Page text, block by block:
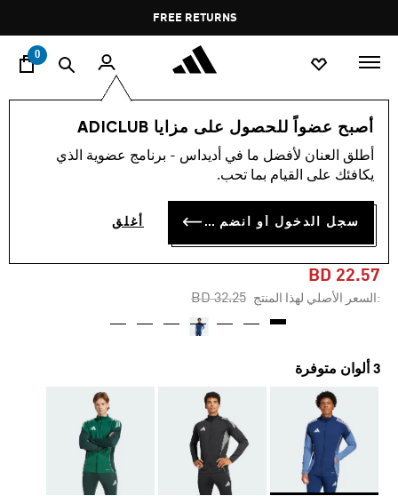
Pause
promotion
rotation
FREE RETURNS
0
أصبح عضواً للحصول على مزايا ADICLUB
أطلق العنان لأفضل ما في أديداس - برنامج عضوية الذي
يكافئك على القيام بما تحب.
سجل الدخول أو انضم الآن أغلق
الرجال ملابس
-30%
جاكيت TIRO 25
COMPETITION TRAINING
BD 22.57
:السعر الأصلي لهذا المنتج Price reduced from
BD 32.25
to
3 ألوان متوفرة